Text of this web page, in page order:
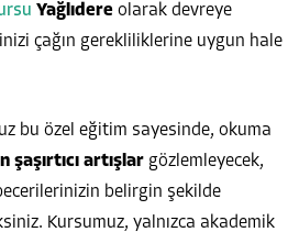
Yağlıdere olarak devreye
çağın gerekliliklerine uygun hale
bu özel eğitim sayesinde, okuma
şaşırtıcı artışlar gözlemleyecek,
belirgin şekilde
Kursumuz, yalnızca akademik